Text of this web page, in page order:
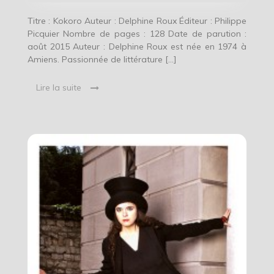
Titre : Kokoro Auteur : Delphine Roux Éditeur : Philippe
Picquier Nombre de pages : 128 Date de parution :
août 2015 Auteur : Delphine Roux est née en 1974 à
Amiens. Passionnée de littérature […]
Lire la suite